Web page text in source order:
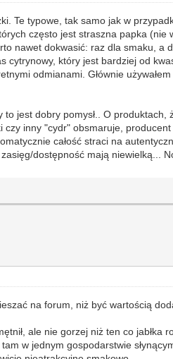
Te typowe, tak samo jak w
często jest straszna papka (nie
nawet dokwasić: raz dla smaku, a
który jest bardziej od
odmianami. Głównie
jest dobry pomysł.. O
inny "cydr" obsmaruje,
całość straci na
dostępność mają niewielką...
na forum, niż być wartością
ale nie gorzej niż ten co jabłka
w jednym gospodarstwie